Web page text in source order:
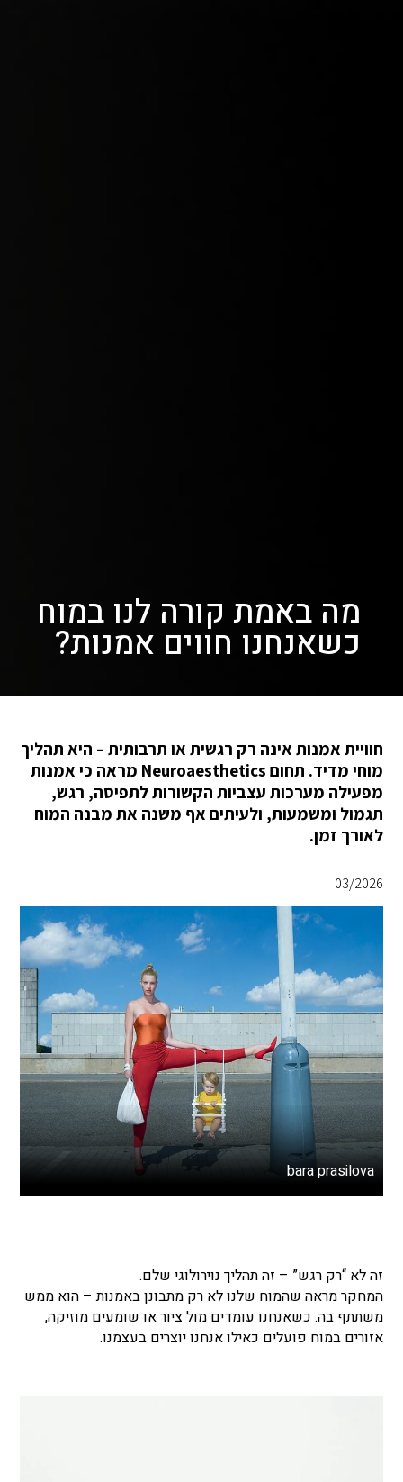
מה באמת קורה לנו במוח
כשאנחנו חווים אמנות?
חוויית אמנות אינה רק רגשית או תרבותית – היא תהליך
מוחי מדיד. תחום Neuroaesthetics מראה כי אמנות
מפעילה מערכות עצביות הקשורות לתפיסה, רגש,
תגמול ומשמעות, ולעיתים אף משנה את מבנה המוח
לאורך זמן.
03/2026
bara prasilova
זה לא “רק רגש” – זה תהליך נוירולוגי שלם.
המחקר מראה שהמוח שלנו לא רק מתבונן באמנות – הוא ממש
משתתף בה. כשאנחנו עומדים מול ציור או שומעים מוזיקה,
אזורים במוח פועלים כאילו אנחנו יוצרים בעצמנו.